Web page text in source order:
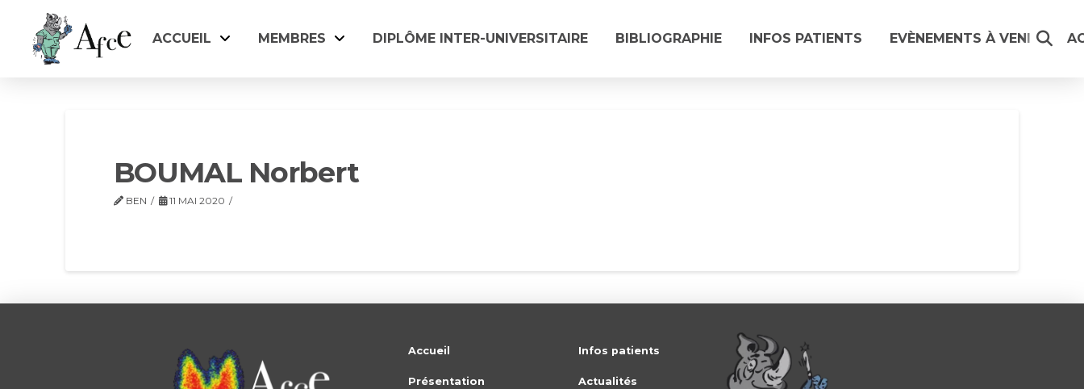
ACCUEIL MEMBRES DIPLÔME INTER-UNIVERSITAIRE BIBLIOGRAPHIE INFOS PATIENTS EVÈNEMENTS À VENIR
BOUMAL Norbert
BEN 11 MAI 2020
Accueil
Présentation
Infos patients
Actualités